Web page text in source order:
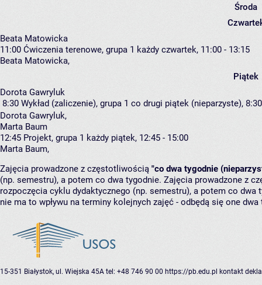
Środa
Beata Matowicka
11:00 Ćwiczenia terenowe, grupa 1 każdy czwartek, 11:00 - 13:15
Beata Matowicka,
Piątek
Dorota Gawryluk
8:30 Wykład (zaliczenie), grupa 1 co drugi piątek (nieparzyste),
Dorota Gawryluk,
Marta Baum
12:45 Projekt, grupa 1 każdy piątek, 12:45 - 15:00
Marta Baum,
Zajęcia prowadzone z częstotliwością "co dwa tygodnie
(np. semestru), a potem co dwa tygodnie. Zajęcia prowadzone z
rozpoczęcia cyklu dydaktycznego (np. semestru), a potem co
nie ma to wpływu na terminy kolejnych zajęć - odbędą się one
15-351 Białystok, ul. Wiejska 45A tel: +48 746 90 00 https://pb.edu.pl kontakt